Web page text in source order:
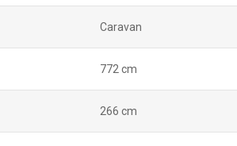
Caravan
772 cm
266 cm